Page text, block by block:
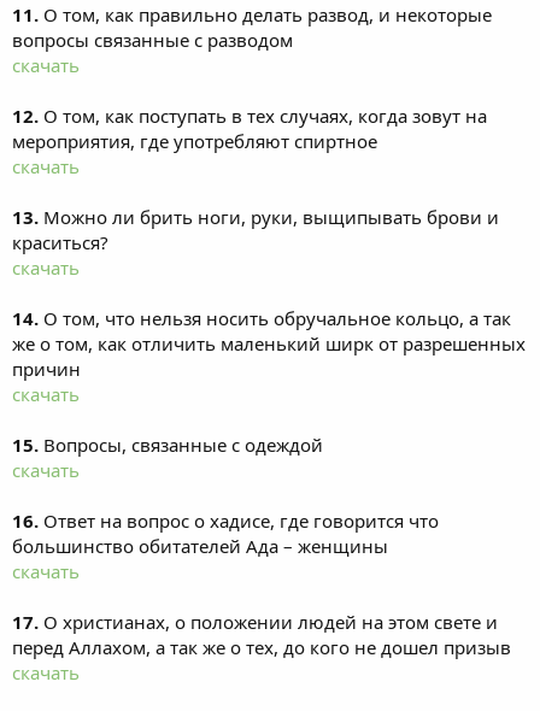
11. О том, как правильно делать развод, и некоторые
вопросы связанные с разводом
скачать
12. О том, как поступать в тех случаях, когда зовут на
мероприятия, где употребляют спиртное
скачать
13. Можно ли брить ноги, руки, выщипывать брови и
краситься?
скачать
14. О том, что нельзя носить обручальное кольцо, а так
же о том, как отличить маленький ширк от разрешенных
причин
скачать
15. Вопросы, связанные с одеждой
скачать
16. Ответ на вопрос о хадисе, где говорится что
большинство обитателей Ада – женщины
скачать
17. О христианах, о положении людей на этом свете и
перед Аллахом, а так же о тех, до кого не дошел призыв
скачать